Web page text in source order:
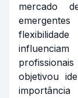
mercado
objetivou